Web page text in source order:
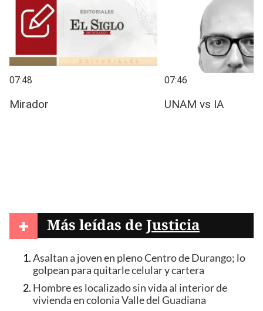
+ Más leídas de Justicia
Asaltan a joven en pleno Centro de Durango; lo
golpean para quitarle celular y cartera
Hombre es localizado sin vida al interior de
vivienda en colonia Valle del Guadiana